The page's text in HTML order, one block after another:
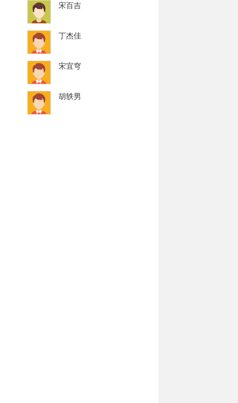
宋百吉
丁杰佳
宋宜穹
胡轶男